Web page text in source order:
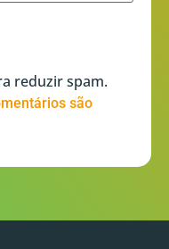
reduzir spam.
são